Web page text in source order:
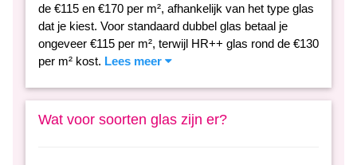
de €115 en €170 per m², afhankelijk van het type glas
dat je kiest. Voor standaard dubbel glas betaal je
ongeveer €115 per m², terwijl HR++ glas rond de €130
per m² kost. Lees meer
Wat voor soorten glas zijn er?